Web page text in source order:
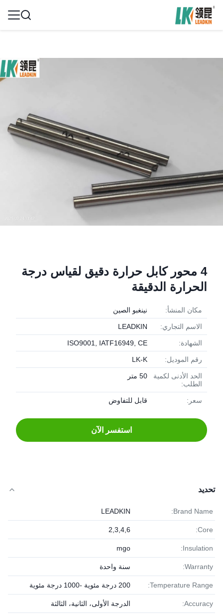
4 محور كابل حرارة دقيق لقياس درجة
الحرارة الدقيقة
مكان المنشأ: نينغبو الصين
الاسم التجاري: LEADKIN
الشهادة: ISO9001, IATF16949, CE
رقم الموديل: LK-K
الحد الأدنى لكمية
الطلب:
50 متر
سعر: قابل للتفاوض
استفسر الآن
تحديد
Brand Name:
LEADKIN
Core:
2,3,4,6
Insulation:
mgo
Warranty: سنة واحدة
Temperature Range: 200 درجة مئوية -1000 درجة مئوية
Accuracy: الدرجة الأولى، الثانية، الثالثة